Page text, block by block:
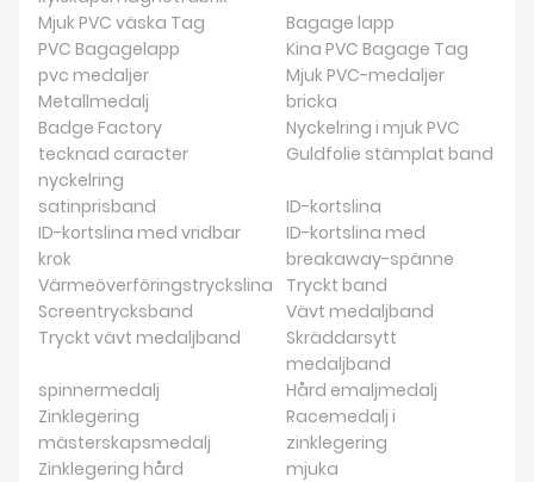
Mjuk PVC väska Tag
Bagage lapp
PVC Bagagelapp
Kina PVC Bagage Tag
pvc medaljer
Mjuk PVC-medaljer
Metallmedalj
bricka
Badge Factory
Nyckelring i mjuk PVC
tecknad caracter
nyckelring
Guldfolie stämplat band
satinprisband
ID-kortslina
ID-kortslina med vridbar
krok
ID-kortslina med
breakaway-spänne
Värmeöverföringstryckslina
Tryckt band
Screentrycksband
Vävt medaljband
Tryckt vävt medaljband
Skräddarsytt
medaljband
spinnermedalj
Hård emaljmedalj
Zinklegering
mästerskapsmedalj
Racemedalj i
zinklegering
Zinklegering hård
mjuka